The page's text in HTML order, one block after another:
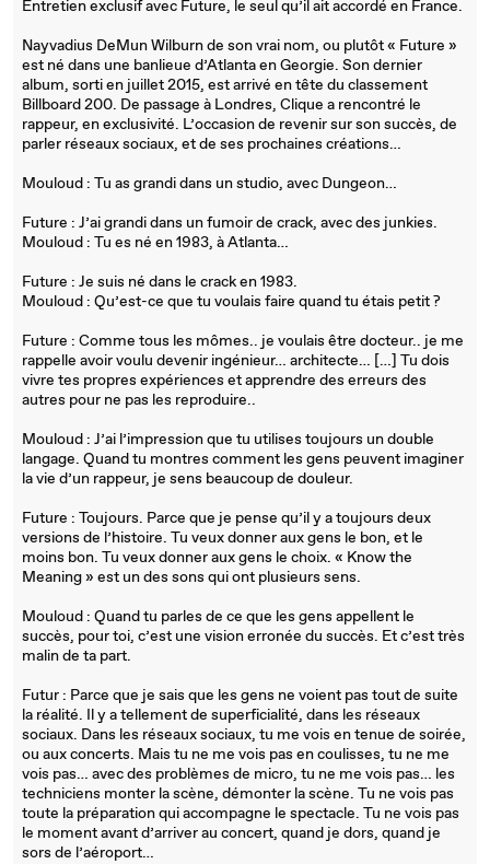
Entretien exclusif avec Future, le seul qu’il ait accordé en France.
Nayvadius DeMun Wilburn de son vrai nom, ou plutôt « Future »
est né dans une banlieue d’Atlanta en Georgie. Son dernier
album, sorti en juillet 2015, est arrivé en tête du classement
Billboard 200. De passage à Londres, Clique a rencontré le
rappeur, en exclusivité. L’occasion de revenir sur son succès, de
parler réseaux sociaux, et de ses prochaines créations…
Mouloud : Tu as grandi dans un studio, avec Dungeon…
Future : J’ai grandi dans un fumoir de crack, avec des junkies.
Mouloud : Tu es né en 1983, à Atlanta…
Future : Je suis né dans le crack en 1983.
Mouloud : Qu’est-ce que tu voulais faire quand tu étais petit ?
Future : Comme tous les mômes.. je voulais être docteur.. je me
rappelle avoir voulu devenir ingénieur… architecte… […] Tu dois
vivre tes propres expériences et apprendre des erreurs des
autres pour ne pas les reproduire..
Mouloud : J’ai l’impression que tu utilises toujours un double
langage. Quand tu montres comment les gens peuvent imaginer
la vie d’un rappeur, je sens beaucoup de douleur.
Future : Toujours. Parce que je pense qu’il y a toujours deux
versions de l’histoire. Tu veux donner aux gens le bon, et le
moins bon. Tu veux donner aux gens le choix. « Know the
Meaning » est un des sons qui ont plusieurs sens.
Mouloud : Quand tu parles de ce que les gens appellent le
succès, pour toi, c’est une vision erronée du succès. Et c’est très
malin de ta part.
Futur : Parce que je sais que les gens ne voient pas tout de suite
la réalité. Il y a tellement de superficialité, dans les réseaux
sociaux. Dans les réseaux sociaux, tu me vois en tenue de soirée,
ou aux concerts. Mais tu ne me vois pas en coulisses, tu ne me
vois pas… avec des problèmes de micro, tu ne me vois pas… les
techniciens monter la scène, démonter la scène. Tu ne vois pas
toute la préparation qui accompagne le spectacle. Tu ne vois pas
le moment avant d’arriver au concert, quand je dors, quand je
sors de l’aéroport…